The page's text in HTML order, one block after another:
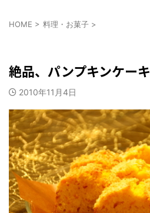
HOME > 料理・お菓子 >
絶品、パンプキンケーキ
2010年11月4日